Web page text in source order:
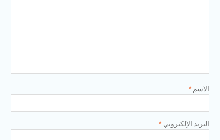
الاسم *
البريد الإلكتروني *